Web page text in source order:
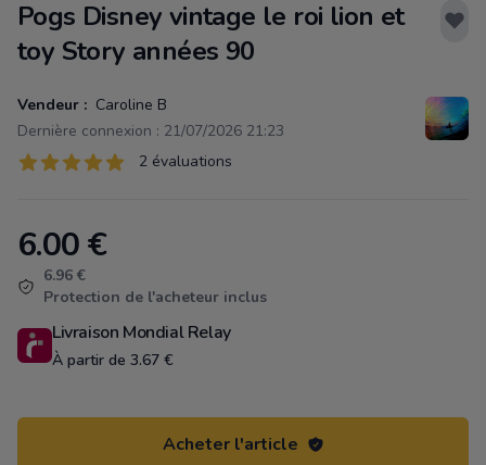
Pogs Disney vintage le roi lion et
toy Story années 90
Vendeur : Caroline B
Dernière connexion : 21/07/2026 21:23
Évaluations
2 sur 5 étoiles 2 évaluations
Product information
6.00€
6.96 €
Protection de l'acheteur inclus
Livraison Mondial Relay
À partir de 3.67 €
Acheter l'article